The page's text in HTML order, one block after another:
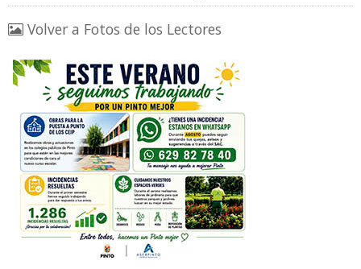
Volver a Fotos de los Lectores